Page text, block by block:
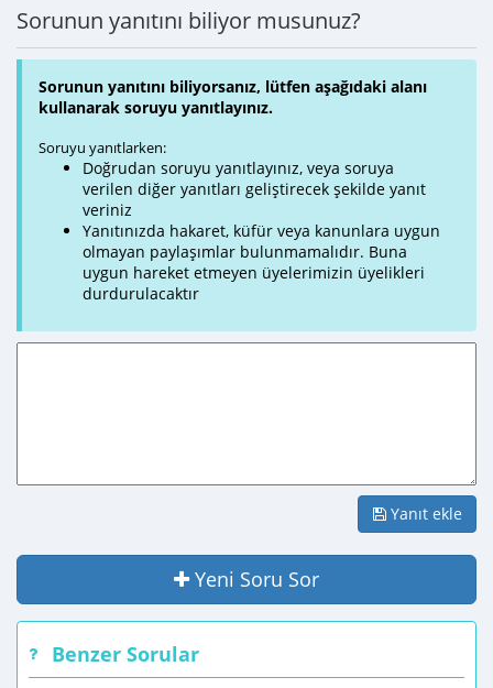
Sorunun yanıtını biliyor musunuz?
Sorunun yanıtını biliyorsanız, lütfen aşağıdaki alanı
kullanarak soruyu yanıtlayınız.
Soruyu yanıtlarken:
Doğrudan soruyu yanıtlayınız, veya soruya
verilen diğer yanıtları geliştirecek şekilde yanıt
veriniz
Yanıtınızda hakaret, küfür veya kanunlara uygun
olmayan paylaşımlar bulunmamalıdır. Buna
uygun hareket etmeyen üyelerimizin üyelikleri
durdurulacaktır
Yanıt ekle
Yeni Soru Sor
Benzer Sorular